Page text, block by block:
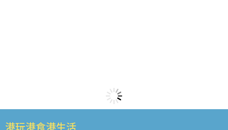
港玩港食港生活